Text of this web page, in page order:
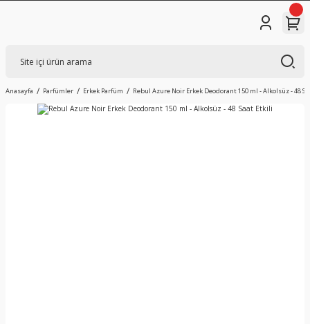
Anasayfa Parfümler Erkek Parfüm Rebul Azure Noir Erkek Deodorant 150 ml - Alkolsüz - 48